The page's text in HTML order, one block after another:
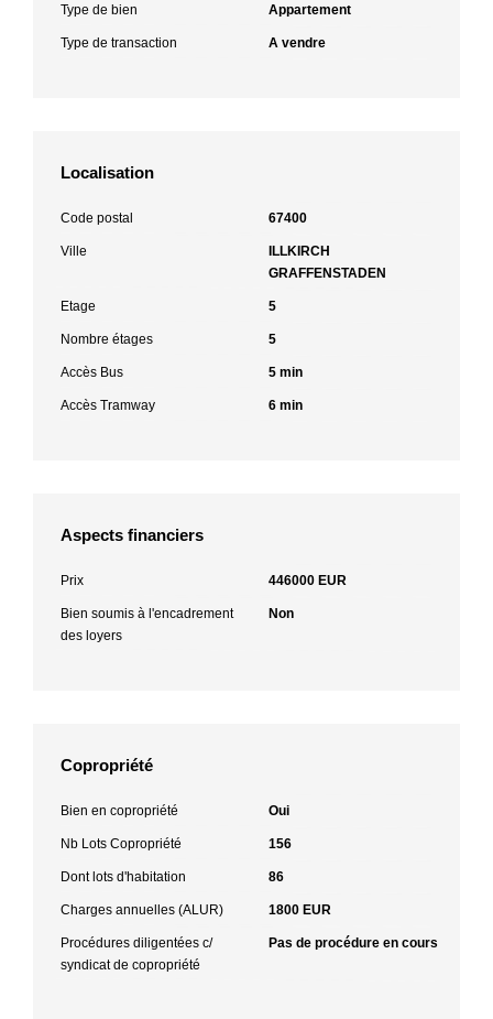
Type de bien Appartement
Type de transaction A vendre
Localisation
Code postal 67400
Ville
ILLKIRCH
GRAFFENSTADEN
Etage 5
Nombre étages 5
Accès Bus 5 min
Accès Tramway 6 min
Aspects financiers
Prix 446000 EUR
Bien soumis à l'encadrement
des loyers
Non
Copropriété
Bien en copropriété Oui
Nb Lots Copropriété 156
Dont lots d'habitation 86
Charges annuelles (ALUR) 1800 EUR
Procédures diligentées c/
syndicat de copropriété
Pas de procédure en cours